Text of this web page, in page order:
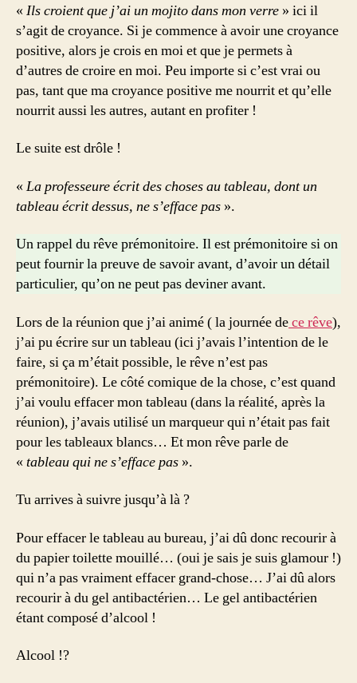
« Ils croient que j’ai un mojito dans mon verre » ici il
s’agit de croyance. Si je commence à avoir une croyance
positive, alors je crois en moi et que je permets à
d’autres de croire en moi. Peu importe si c’est vrai ou
pas, tant que ma croyance positive me nourrit et qu’elle
nourrit aussi les autres, autant en profiter !
Le suite est drôle !
« La professeure écrit des choses au tableau, dont un
tableau écrit dessus, ne s’efface pas ».
Un rappel du rêve prémonitoire. Il est prémonitoire si on
peut fournir la preuve de savoir avant, d’avoir un détail
particulier, qu’on ne peut pas deviner avant.
Lors de la réunion que j’ai animé ( la journée dece rêve),
j’ai pu écrire sur un tableau (ici j’avais l’intention de le
faire, si ça m’était possible, le rêve n’est pas
prémonitoire). Le côté comique de la chose, c’est quand
j’ai voulu effacer mon tableau (dans la réalité, après la
réunion), j’avais utilisé un marqueur qui n’était pas fait
pour les tableaux blancs… Et mon rêve parle de
« tableau qui ne s’efface pas ».
Tu arrives à suivre jusqu’à là ?
Pour effacer le tableau au bureau, j’ai dû donc recourir à
du papier toilette mouillé… (oui je sais je suis glamour !)
qui n’a pas vraiment effacer grand-chose… J’ai dû alors
recourir à du gel antibactérien… Le gel antibactérien
étant composé d’alcool !
Alcool !?